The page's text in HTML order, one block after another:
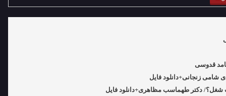
قدوسی
شامی زنجانی+دانلود فایل
شغل؟/ دکتر طهماسب مظاهری+دانلود فایل